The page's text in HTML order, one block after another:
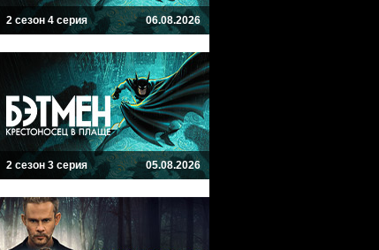
2 сезон 4 серия 06.08.2026
2 сезон 3 серия 05.08.2026